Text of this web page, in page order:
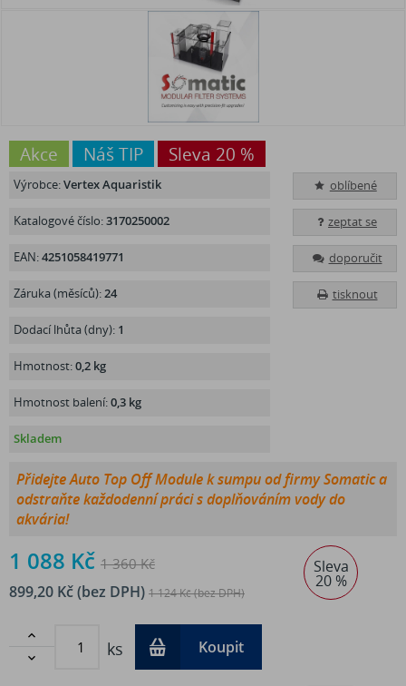
Akce Náš TIP Sleva 20 %
oblíbené
zeptat se
doporučit
tisknout
Výrobce:Vertex Aquaristik
Katalogové číslo:3170250002
EAN:4251058419771
Záruka (měsíců):24
Dodací lhůta (dny): 1
Hmotnost:0,2 kg
Hmotnost balení:0,3 kg
Skladem
Přidejte Auto Top Off Module k sumpu od firmy Somatic a
odstraňte každodenní práci s doplňováním vody do
akvária!
Sleva
20 %
1 088 Kč 1 360 Kč
899,20 Kč (bez DPH) 1 124 Kč (bez DPH)


ks Koupit